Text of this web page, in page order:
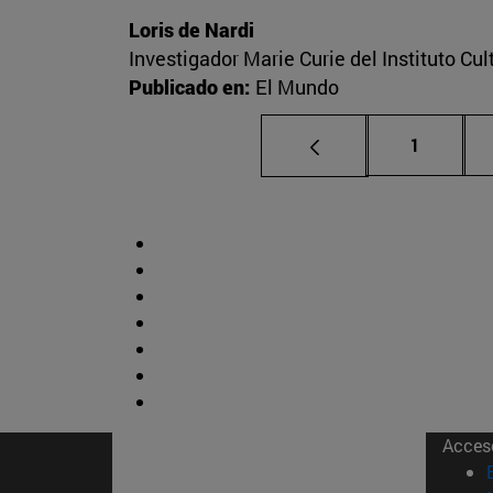
Loris de Nardi
Investigador Marie Curie del Instituto
Publicado en: El Mundo
Página
1